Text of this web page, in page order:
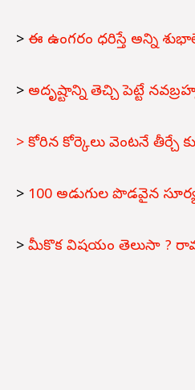
> ఈ ఉంగరం ధరిస్తే అన్ని
> అదృష్టాన్ని తెచ్చి పెట్టే
> కోరిన కోర్కెలు వెంటనే తీర్చే
> 100 అడుగుల పొడవైన
> మీకొక విషయం తెలుసా ?